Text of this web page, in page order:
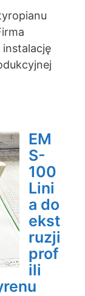
instalację
EM
S-
100
Lini
a do
ekst
ruzji
prof
ili